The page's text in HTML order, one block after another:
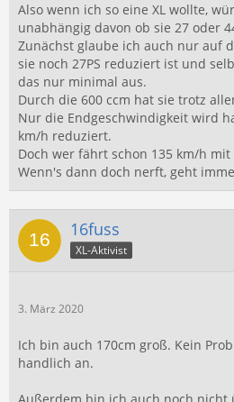
Also wenn ich so eine XL wollte,
unabhängig davon ob sie 27 oder
Zunächst glaube ich auch nur auf
sie noch 27PS reduziert ist und
das nur minimal aus.
Durch die 600 ccm hat sie trotz
Nur die Endgeschwindigkeit wird
km/h reduziert.
Doch wer fährt schon 135 km/h mit
Wenn's dann doch nerft, geht
16fuss
XL-Aktivist
3. März 2020
Ich bin auch 170cm groß. Kein
handlich an.